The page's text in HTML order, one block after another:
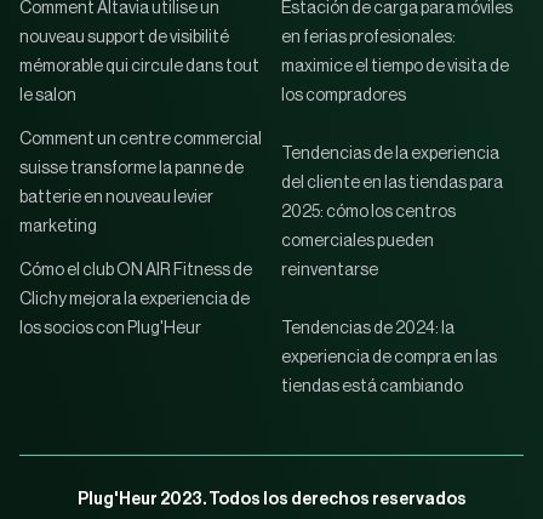
Comment Altavia utilise un
nouveau support de visibilité
mémorable qui circule dans tout
le salon
Comment un centre commercial
suisse transforme la panne de
batterie en nouveau levier
marketing
Cómo el club ON AIR Fitness de
Clichy mejora la experiencia de
los socios con Plug'Heur
Estación de carga para móviles
en ferias profesionales:
maximice el tiempo de visita de
los compradores
Tendencias de la experiencia
del cliente en las tiendas para
2025: cómo los centros
comerciales pueden
reinventarse
Tendencias de 2024: la
experiencia de compra en las
tiendas está cambiando
Plug'Heur 2023. Todos los derechos reservados